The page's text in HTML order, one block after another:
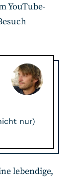
YouTube-
nur)
lebendige,